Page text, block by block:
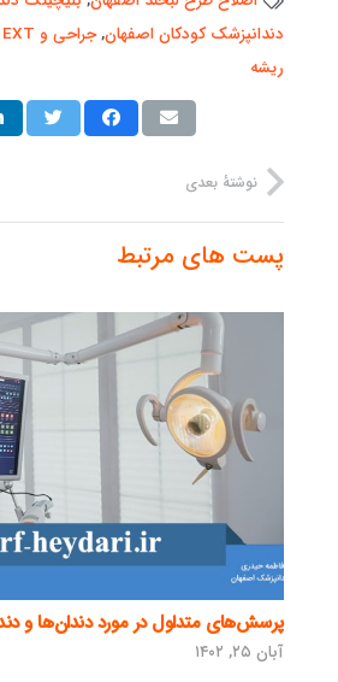
دندانپزشک کودکان اصفهان,جراحی و EXT دندان اصفهان
ریشه
نوشتهٔ بعدی
پست های مرتبط
پرسش‌های متداول در مورد دندان‌ها و
آبان ۲۵, ۱۴۰۲